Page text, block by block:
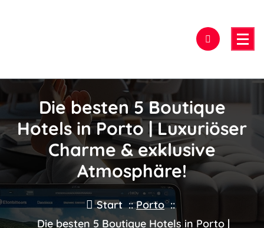
Die besten 5 Boutique
Hotels in Porto | Luxuriöser
Charme & exklusive
Atmosphäre!
Start ::Porto::
Die besten 5 Boutique Hotels in Porto |